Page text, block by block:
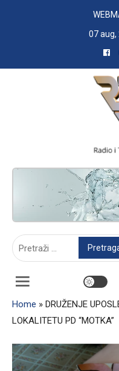
07 aug,
Home » DRUŽENJE
LOKALITETU PD “MOTKA”